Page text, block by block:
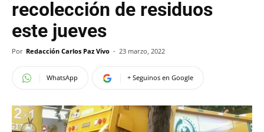
recolección de residuos
este jueves
Por Redacción Carlos Paz Vivo - 23 marzo, 2022
WhatsApp + Seguinos en Google